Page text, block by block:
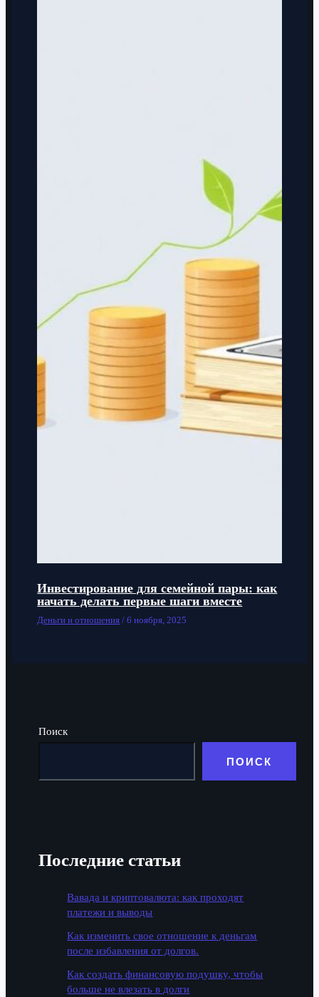
Инвестирование для семейной пары: как
начать делать первые шаги вместе
Деньги и отношения /6 ноября, 2025
Поиск
ПОИСК
Последние статьи
Вавада и криптовалюта: как проходят
платежи и выводы
Как изменить свое отношение к деньгам
после избавления от долгов.
Как создать финансовую подушку, чтобы
больше не влезать в долги